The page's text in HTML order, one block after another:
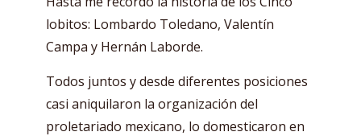
lobitos: Lombardo Toledano, Valentín
Campa y Hernán Laborde.
Todos juntos y desde diferentes posiciones
casi aniquilaron la organización del
proletariado mexicano, lo domesticaron en